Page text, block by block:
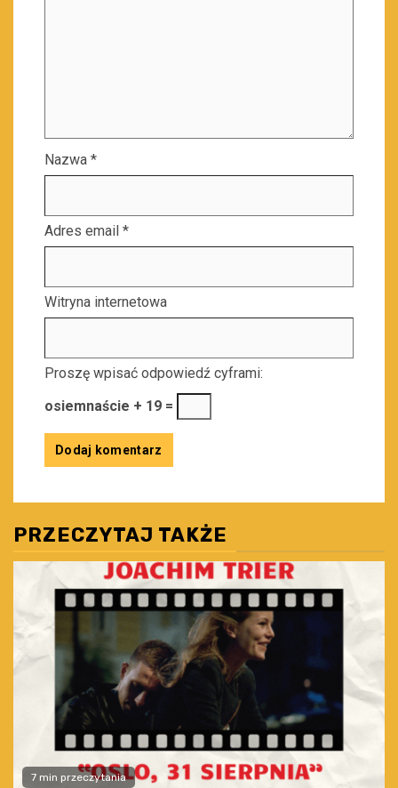
Nazwa *
Adres email *
Witryna internetowa
Proszę wpisać odpowiedź cyframi:
osiemnaście + 19 =
PRZECZYTAJ TAKŻE
7 min przeczytania